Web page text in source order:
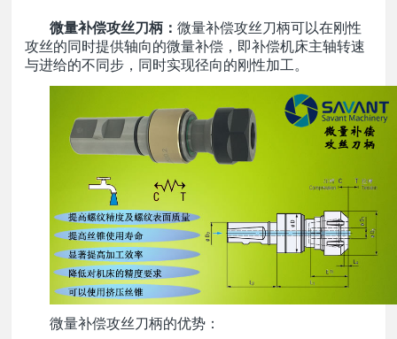
微量补偿攻丝刀柄：微量补偿攻丝刀柄可以在刚性
攻丝的同时提供轴向的微量补偿，即补偿机床主轴转速
与进给的不同步，同时实现径向的刚性加工。
微量补偿攻丝刀柄的优势：